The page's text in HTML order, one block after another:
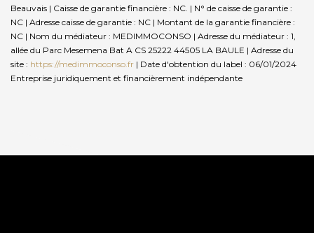
Beauvais | Caisse de garantie financière : NC. | N° de caisse de garantie :
NC | Adresse caisse de garantie : NC | Montant de la garantie financière :
NC | Nom du médiateur : MEDIMMOCONSO | Adresse du médiateur : 1,
allée du Parc Mesemena Bat A CS 25222 44505 LA BAULE | Adresse du
site : https://medimmoconso.fr | Date d'obtention du label : 06/01/2024
Entreprise juridiquement et financièrement indépendante